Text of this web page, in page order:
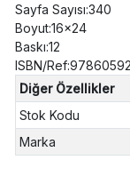
Sayfa Sayısı:340
Boyut:16x24
Baskı:12
ISBN/
Diğer Özellikler
Stok Kodu
Marka